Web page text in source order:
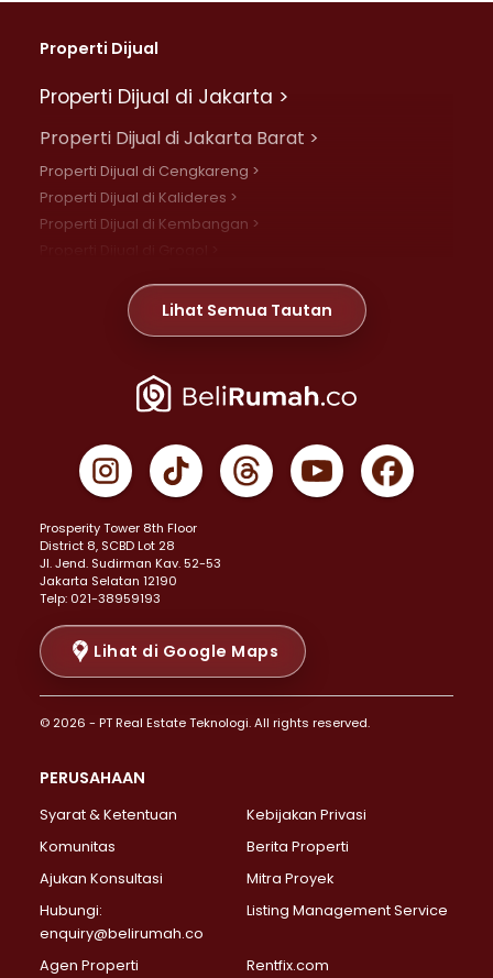
Properti Dijual
Properti Dijual di Jakarta >
Properti Dijual di Jakarta Barat >
Properti Dijual di Cengkareng >
Properti Dijual di Kalideres >
Properti Dijual di Kembangan >
Properti Dijual di Meruya >
Properti Dijual di Jelambar >
Properti Dijual di Jakarta Pusat >
Properti Dijual di Gambir >
Properti Dijual di Johar Baru >
Properti Dijual di Menteng >
Properti Dijual di Senen >
Properti Dijual di Tanah Abang >
Properti Dijual di Cikini >
Properti Dijual di Kramat >
Properti Dijual di Pasar Baru >
Properti Dijual di Bendungan Hilir >
Properti Dijual di Jakarta Selatan >
Properti Dijual di Lebak Bulus >
Properti Dijual di Gandaria Selatan >
Properti Dijual di Pondok Labu >
Properti Dijual di Lenteng Agung >
Properti Dijual di Senayan >
Properti Dijual di Pondok Pinang >
Lihat Semua Tautan
Prosperity Tower 8th Floor
District 8, SCBD Lot 28
JI. Jend. Sudirman Kav. 52-53
Jakarta Selatan 12190
Telp: 021-38959193
Lihat di Google Maps
© 2026 - PT Real Estate Teknologi. All rights reserved.
PERUSAHAAN
Syarat & Ketentuan
Kebijakan Privasi
Komunitas
Berita Properti
Ajukan Konsultasi
Mitra Proyek
Hubungi:
enquiry@belirumah.co
Listing Management Service
Agen Properti Rentfix.com